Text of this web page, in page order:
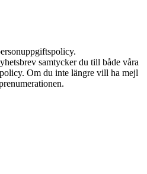
samtycker du till både våra
Om du inte längre vill ha mejl